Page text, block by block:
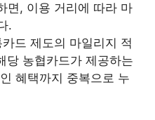
면, 이용 거리에 따라 마
.
드 제도의 마일리지 적
당 농협카드가 제공하는
혜택까지 중복으로 누